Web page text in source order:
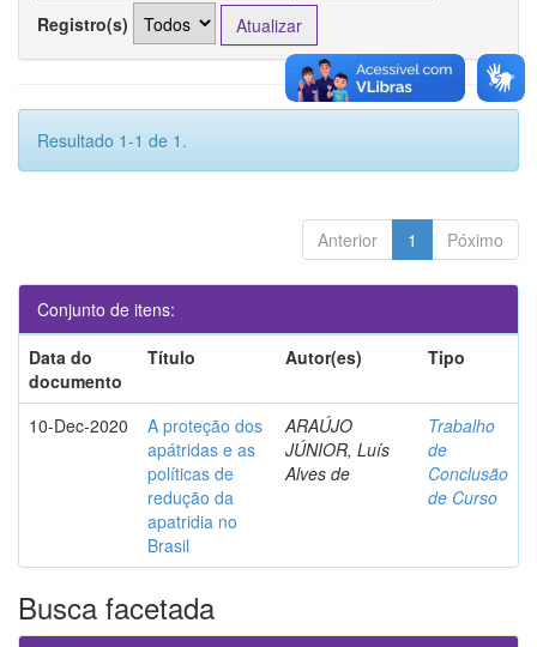
Registro(s)
Resultado 1-1 de 1.
Anterior 1 Póximo
Conjunto de itens:
Data do
documento
Título Autor(es) Tipo
10-Dec-2020
A proteção dos
apátridas e as
políticas de
redução da
apatridia no
Brasil
ARAÚJO
JÚNIOR, Luís
Alves de
Trabalho
de
Conclusão
de Curso
Busca facetada